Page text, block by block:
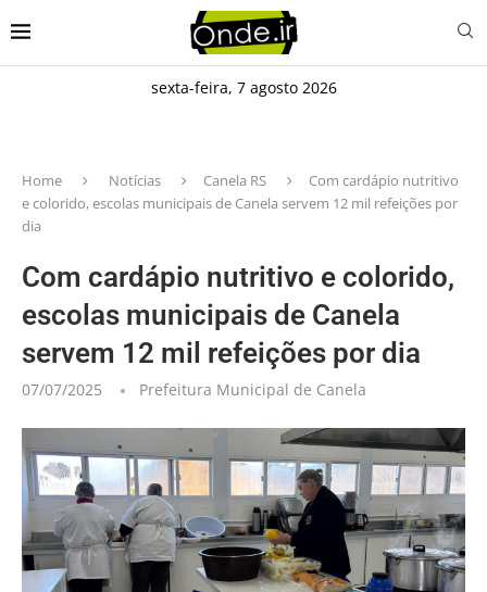
sexta-feira, 7 agosto 2026
Home Notícias Canela RS
Com cardápio nutritivo
e colorido, escolas municipais de Canela servem 12 mil refeições por
dia
Com cardápio nutritivo e colorido,
escolas municipais de Canela
servem 12 mil refeições por dia
07/07/2025 Prefeitura Municipal de Canela